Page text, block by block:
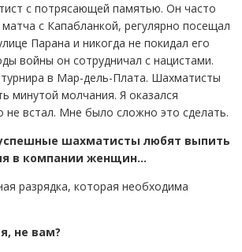
с потрясающей памятью. Он часто
с Капабланкой, регулярно посещал
Парана и никогда не покидал его
войны он сотрудничал с нацистами.
в Мар-дель-Плата. Шахматисты
минутой молчания. Я оказался
не встал. Мне было сложно это сделать.
шахматисты любят выпить
в компании женщин…
разрядка, которая необходима
не вам?